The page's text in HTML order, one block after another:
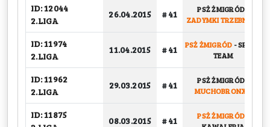
ID: 12044
2.LIGA
26.04.2015 # 41 PSŻ ŻMIGRÓD
ZADYMKI TRZEBNICA
ID: 11974
2.LIGA
11.04.2015 # 41 PSŻ ŻMIGRÓD -SPARK
TEAM
ID: 11962
2.LIGA
29.03.2015 # 41 PSŻ ŻMIGRÓD
MUCHOBRONX II
ID: 11875
08.03.2015 # 41 PSŻ ŻMIGRÓD